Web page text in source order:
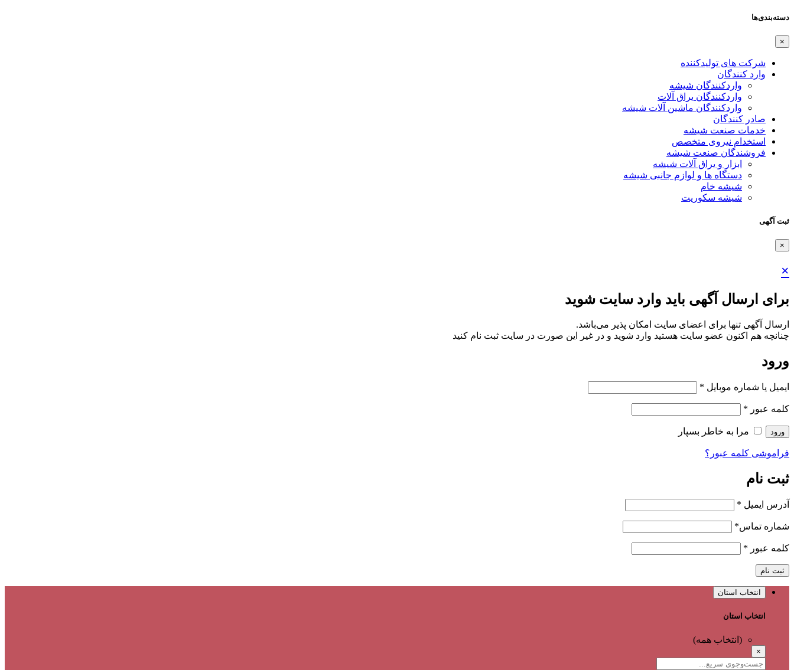
دسته‌بندی‌ها
×
شرکت های تولیدکننده
وارد کنندگان
واردکنندگان شیشه
واردکنندگان یراق آلات
واردکنندگان ماشین آلات شیشه
صادر کنندگان
خدمات صنعت شیشه
استخدام نیروی متخصص
فروشندگان صنعت شیشه
ابزار و یراق آلات شیشه
دستگاه ها و لوازم جانبی شیشه
شیشه خام
شیشه سکوریت
ثبت آگهی
×
×
برای ارسال آگهی باید وارد سایت شوید
ارسال آگهی تنها برای اعضای سایت امکان پذیر می‌باشد.
چنانچه هم‌ اکنون عضو سایت هستید وارد شوید و در غیر این صورت در سایت ثبت نام کنید
ورود
ایمیل یا شماره موبایل *
کلمه عبور *
ورود مرا به خاطر بسپار
فراموشی کلمه عبور؟
ثبت نام
آدرس ایمیل *
شماره تماس*
کلمه عبور *
ثبت نام
انتخاب استان
انتخاب استان
(انتخاب همه)
×